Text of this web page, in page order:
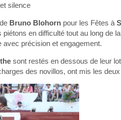
silence
Bruno Blohorn pour les Fêtes à
en difficulté tout au long de la
avec précision et engagement.
sont restés en dessous de leur
des novillos, ont mis les